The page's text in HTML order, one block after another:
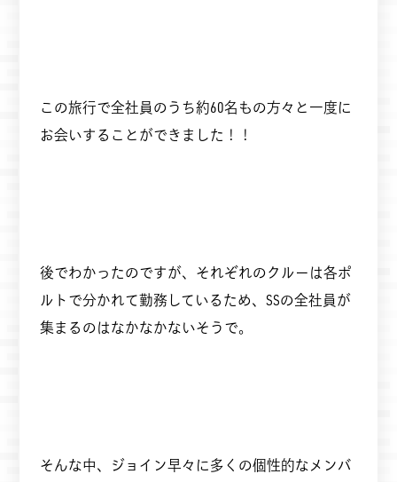
この旅行で全社員のうち約60名もの方々と一度に
お会いすることができました！！
後でわかったのですが、それぞれのクルーは各ポ
ルトで分かれて勤務しているため、SSの全社員が
集まるのはなかなかないそうで。
そんな中、ジョイン早々に多くの個性的なメンバ